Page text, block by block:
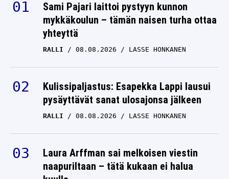
Sami Pajari laittoi pystyyn kunnon
mykkäkoulun – tämän naisen turha ottaa
yhteyttä
RALLI 08.08.2026 LASSE HONKANEN
Kulissipaljastus: Esapekka Lappi lausui
pysäyttävät sanat ulosajonsa jälkeen
RALLI 08.08.2026 LASSE HONKANEN
Laura Arffman sai melkoisen viestin
naapuriltaan – tätä kukaan ei halua